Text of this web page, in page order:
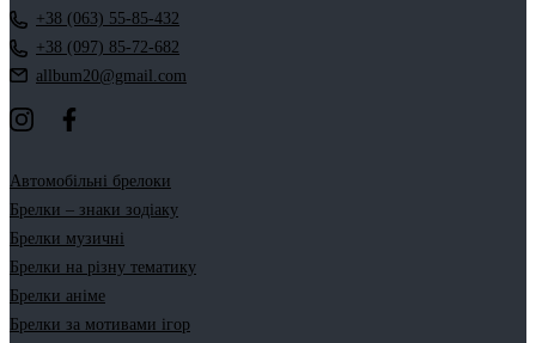
+38 (063) 55-85-432
+38 (097) 85-72-682
allbum20@gmail.com
Автомобільні брелоки
Брелки – знаки зодіаку
Брелки музичні
Брелки на різну тематику
Брелки аніме
Брелки за мотивами ігор